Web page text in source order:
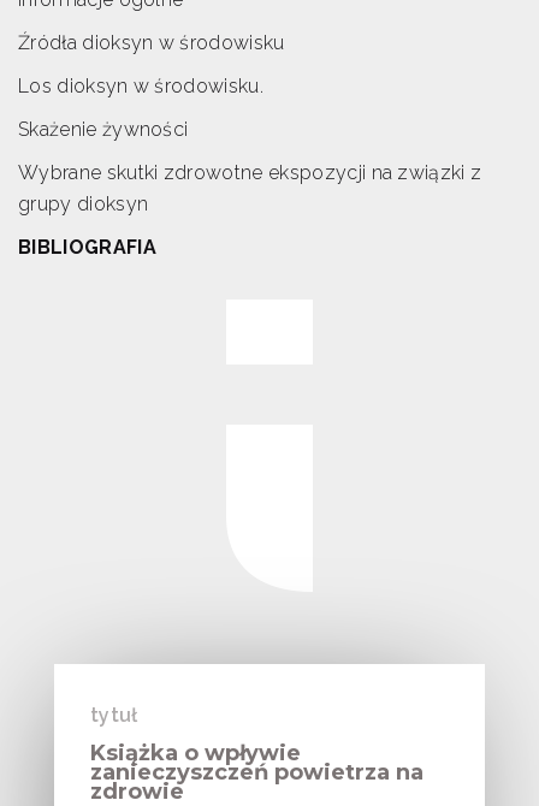
Źródła dioksyn w środowisku
Los dioksyn w środowisku.
Skażenie żywności
Wybrane skutki zdrowotne ekspozycji na związki z
grupy dioksyn
BIBLIOGRAFIA
tytuł
Książka o wpływie
zanieczyszczeń powietrza na
zdrowie